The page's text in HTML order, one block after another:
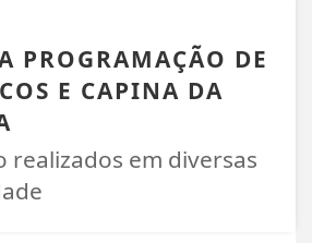
PROGRAMAÇÃO DE
E CAPINA DA
realizados em diversas